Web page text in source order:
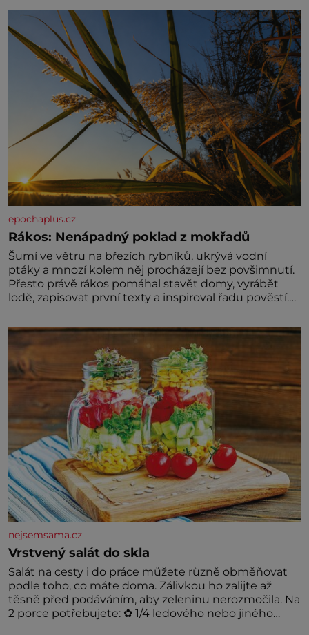
epochaplus.cz
Rákos: Nenápadný poklad z mokřadů
Šumí ve větru na březích rybníků, ukrývá vodní
ptáky a mnozí kolem něj procházejí bez povšimnutí.
Přesto právě rákos pomáhal stavět domy, vyrábět
lodě, zapisovat první texty a inspiroval řadu pověstí.
už tisíce let. Většina lidí vnímá rákos jen jako
obyčejnou kulisu letního koupání. Stačí se však
podívat
nejsemsama.cz
Vrstvený salát do skla
Salát na cesty i do práce můžete různě obměňovat
podle toho, co máte doma. Zálivkou ho zalijte až
těsně před podáváním, aby zeleninu nerozmočila. Na
2 porce potřebujete: ✿ 1/4 ledového nebo jiného